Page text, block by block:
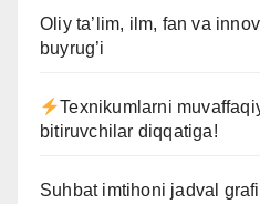
Oliy ta’lim, ilm, fan va
buyrug’i
Texnikumlarni
bitiruvchilar diqqatiga!
Suhbat imtihoni jadval